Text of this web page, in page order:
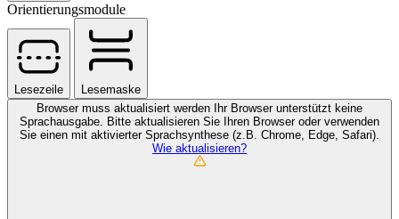
Orientierungsmodule
Lesezeile
Lesemaske
Browser muss aktualisiert werden Ihr Browser unterstützt keine
Sprachausgabe. Bitte aktualisieren Sie Ihren Browser oder verwenden
Sie einen mit aktivierter Sprachsynthese (z.B. Chrome, Edge, Safari).
Wie aktualisieren?